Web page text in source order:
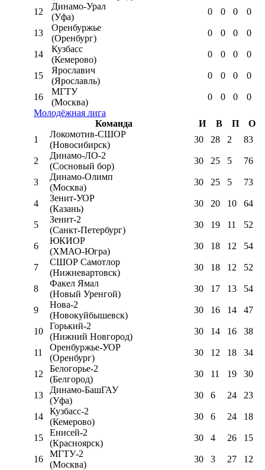
12
Динамо-Урал
(Уфа)
0 0 0 0
13
Оренбуржье
(Оренбург)
0 0 0 0
14
Кузбасс
(Кемерово)
0 0 0 0
15
Ярославич
(Ярославль)
0 0 0 0
16
МГТУ
(Москва)
0 0 0
0
Молодёжная лига
Команда
И В П
О
1
Локомотив-CШОР
(Новосибирск)
30 28 2 83
2
Динамо-ЛО-2
(Сосновый бор)
30 25 5 76
3
Динамо-Олимп
(Москва)
30 25 5 73
4
Зенит-УОР
(Казань)
30 20 10 64
5
Зенит-2
(Санкт-Петербург)
30 19 11 52
6
ЮКИОР
(ХМАО-Югра)
30 18 12 54
7
СШОР Самотлор
(Нижневартовск)
30 18 12 52
8
Факел Ямал
(Новый Уренгой)
30 17 13 54
9
Нова-2
(Новокуйбышевск)
30 16 14 47
10
Горький-2
(Нижний Новгород)
30 14 16 38
11
Оренбуржье-УОР
(Оренбург)
30 12 18 34
12
Белогорье-2
(Белгород)
30 11 19 30
13
Динамо-БашГАУ
(Уфа)
30 6 24 23
14
Кузбасс-2
(Кемерово)
30 6 24 18
15
Енисей-2
(Красноярск)
30 4 26 15
16
МГТУ-2
(Москва)
30 3 27 12